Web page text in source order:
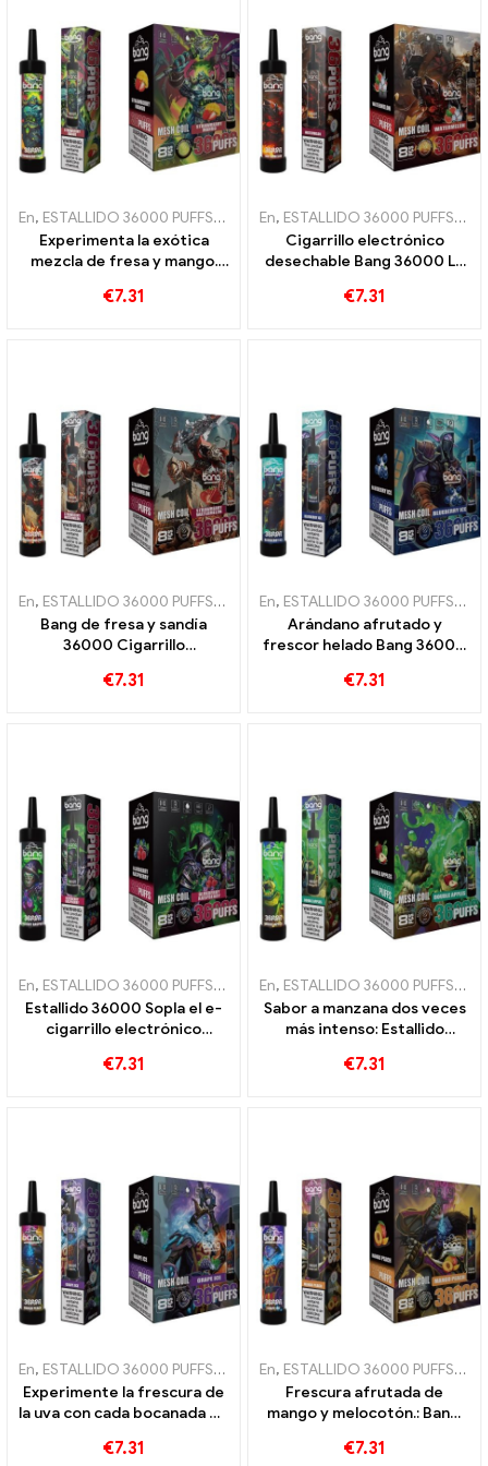
En, ESTALLIDO 36000 PUFFS,Cigarrillos electrónicos desechables
Experimenta la exótica
mezcla de fresa y mango.
electrónico desechable
€7.31
En, ESTALLIDO 36000 PUFFS,
Cigarrillo electrónico
desechable Bang 36000 La
proporciona una
€7.31
En, ESTALLIDO 36000 PUFFS,Cigarrillos electrónicos desechables
Bang de fresa y sandía
36000 Cigarrillo
Puffs con bobina de malla
€7.31
En, ESTALLIDO 36000 PUFFS,
Arándano afrutado y
frescor helado Bang 36000
desechable Puffs para una
€7.31
En, ESTALLIDO 36000 PUFFS,Cigarrillos electrónicos desechables
Estallido 36000 Sopla el e-
cigarrillo electrónico
de arándano y frambuesa
€7.31
En, ESTALLIDO 36000 PUFFS,
Sabor a manzana dos veces
más intenso: Estallido
electrónico desechable
€7.31
En, ESTALLIDO 36000 PUFFS,Cigarrillos electrónicos desechables
Experimente la frescura de
la uva con cada bocanada de
electrónico desechable
€7.31
En, ESTALLIDO 36000 PUFFS,
Frescura afrutada de
mango y melocotón.: Bang,
desechable con 36000
€7.31